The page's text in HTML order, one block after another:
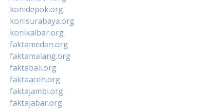
konidepok.org
konisurabaya.org
konikalbar.org
faktamedan.org
faktamalang.org
faktabali.org
faktaaceh.org
faktajambi.org
faktajabar.org